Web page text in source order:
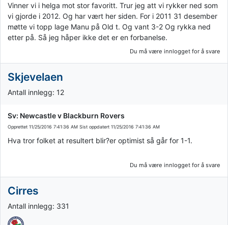
Vinner vi i helga mot stor favoritt. Trur jeg att vi rykker ned som
vi gjorde i 2012. Og har vært her siden. For i 2011 31 desember
møtte vi topp lage Manu på Old t. Og vant 3-2 Og rykka ned
etter på. Så jeg håper ikke det er en forbanelse.
Du må være innlogget for å svare
Skjevelaen
Antall innlegg: 12
Sv: Newcastle v Blackburn Rovers
Opprettet 11/25/2016 7:41:36 AM Sist oppdatert 11/25/2016 7:41:36 AM
Hva tror folket at resultert blir?er optimist så går for 1-1.
Du må være innlogget for å svare
Cirres
Antall innlegg: 331